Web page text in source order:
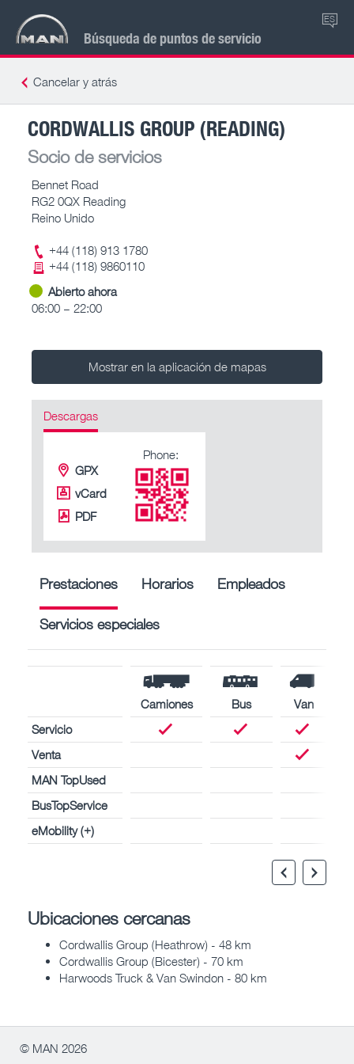
Búsqueda de puntos de servicio
ES
Cancelar y atrás
CORDWALLIS GROUP (READING)
Socio de servicios
Bennet Road
RG2 0QX Reading
Reino Unido
+44 (118) 913 1780
+44 (118) 9860110
Abierto ahora
06:00 – 22:00
Mostrar en la aplicación de mapas
Descargas
GPX
vCard
PDF
Phone:
Prestaciones Horarios Empleados
Servicios especiales
Camiones Bus
Van
Servicio
Venta
MAN TopUsed
BusTopService
eMobility (+)
Ubicaciones cercanas
Cordwallis Group (Heathrow) - 48 km
Cordwallis Group (Bicester) - 70 km
Harwoods Truck & Van Swindon - 80 km
© MAN 2026